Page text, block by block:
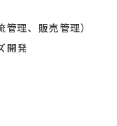
理、販売管理）
開発